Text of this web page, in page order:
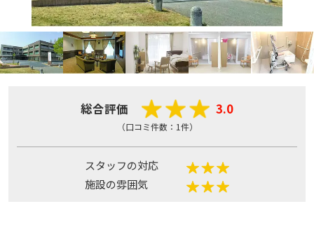
総合評価 3.0
（口コミ件数：1件）
スタッフの対応
施設の雰囲気